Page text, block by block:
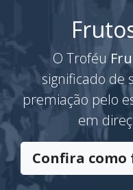
O Troféu
significado de
premiação pelo
em
Confira como